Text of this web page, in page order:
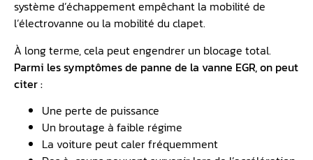
système d’échappement empêchant la mobilité de
l’électrovanne ou la mobilité du clapet.
À long terme, cela peut engendrer un blocage total.
Parmi les symptômes de panne de la vanne EGR, on peut
citer :
Une perte de puissance
Un broutage à faible régime
La voiture peut caler fréquemment